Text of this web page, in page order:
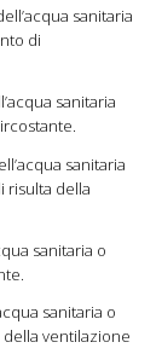
sanitaria
di
sanitaria
sanitaria
risulta della
sanitaria o
sanitaria o
della ventilazione